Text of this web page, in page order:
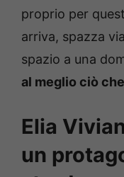
proprio per
arriva, spazza
spazio a una
al meglio ciò
Elia
un